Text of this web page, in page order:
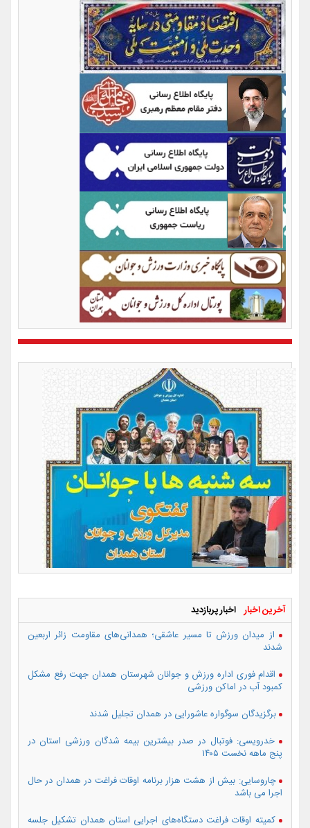
آخرین اخبار اخبار پربازدید
از میدان ورزش تا مسیر عاشقی؛ همدانی‌های مقاومت زائر اربعین
شدند
اقدام فوری اداره ورزش و جوانان شهرستان همدان جهت رفع مشکل
کمبود آب در اماکن ورزشی
برگزیدگان سوگواره عاشورایی در همدان تجلیل شدند
خدرویسی: فوتبال در صدر بیشترین بیمه شدگان ورزشی استان در
پنج ماهه نخست ۱۴۰۵
چاروسایی: بیش از هشت هزار برنامه اوقات فراغت در همدان در حال
اجرا می باشد
کمیته اوقات فراغت دستگاه‌های اجرایی استان همدان تشکیل جلسه